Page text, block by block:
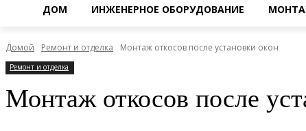
ДОМ ИНЖЕНЕРНОЕ ОБОРУДОВАНИЕ
Домой Ремонт и отделка Монтаж откосов после установки окон
Ремонт и отделка
Монтаж откосов после